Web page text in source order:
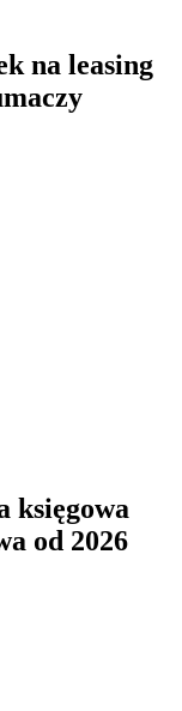
na leasing
księgowa
od 2026